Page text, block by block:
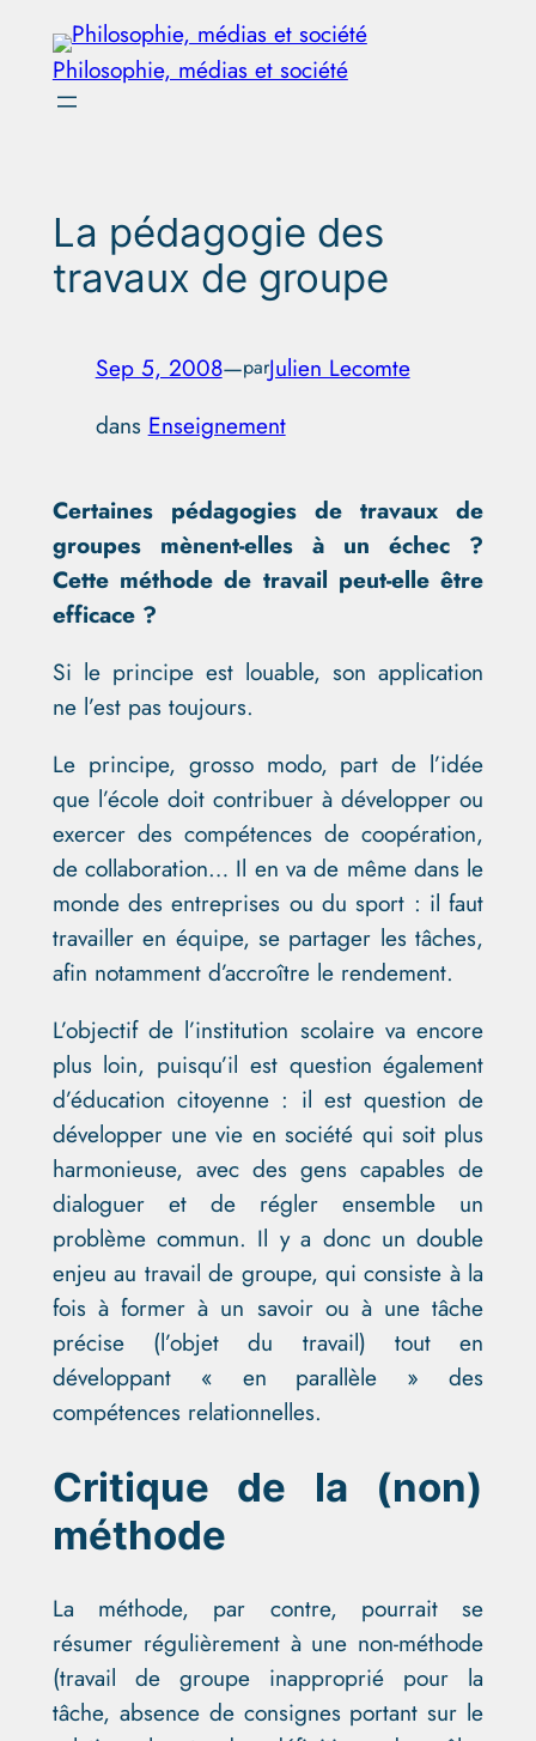
Aller
contenu
Philosophie, médias et société
La pédagogie des
travaux de groupe
Sep 5, 2008—parJulien Lecomte
dans Enseignement
Certaines pédagogies de travaux de
groupes mènent-elles à un échec ?
Cette méthode de travail peut-elle être
efficace ?
Si le principe est louable, son application
ne l’est pas toujours.
Le principe, grosso modo, part de l’idée
que l’école doit contribuer à développer ou
exercer des compétences de coopération,
de collaboration… Il en va de même dans le
monde des entreprises ou du sport : il faut
travailler en équipe, se partager les tâches,
afin notamment d’accroître le rendement.
L’objectif de l’institution scolaire va encore
plus loin, puisqu’il est question également
d’éducation citoyenne : il est question de
développer une vie en société qui soit plus
harmonieuse, avec des gens capables de
dialoguer et de régler ensemble un
problème commun. Il y a donc un double
enjeu au travail de groupe, qui consiste à la
fois à former à un savoir ou à une tâche
précise (l’objet du travail) tout en
développant « en parallèle » des
compétences relationnelles.
Critique de la (non)
méthode
La méthode, par contre, pourrait se
résumer régulièrement à une non-méthode
(travail de groupe inapproprié pour la
tâche, absence de consignes portant sur le